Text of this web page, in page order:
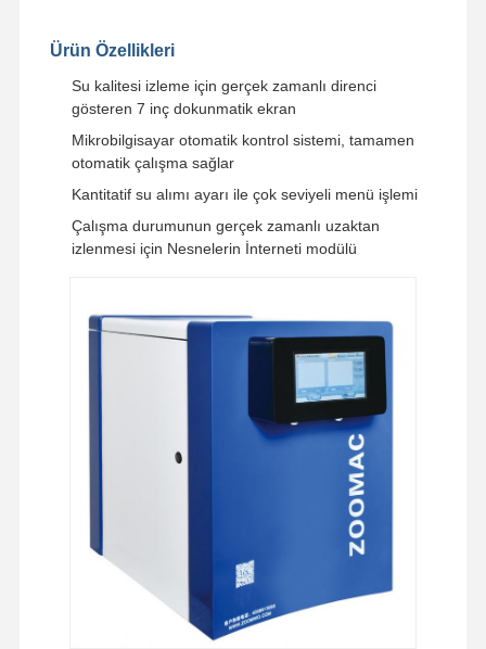
Hakkımızda
Ürün Özellikleri
Su kalitesi izleme için gerçek zamanlı direnci
gösteren 7 inç dokunmatik ekran
Mikrobilgisayar otomatik kontrol sistemi, tamamen
otomatik çalışma sağlar
Kantitatif su alımı ayarı ile çok seviyeli menü işlemi
Çalışma durumunun gerçek zamanlı uzaktan
izlenmesi için Nesnelerin İnterneti modülü